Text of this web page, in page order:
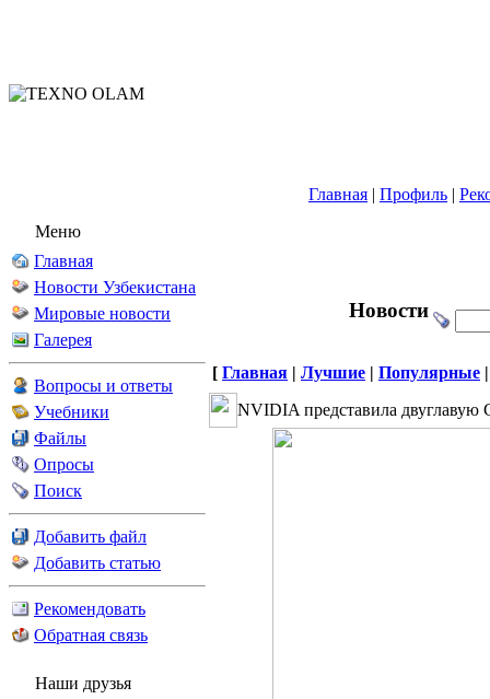
Главная | Профиль |
Меню
Главная
Новости Узбекистана
Мировые новости
Галерея
Вопросы и ответы
Учебники
Файлы
Опросы
Поиск
Добавить файл
Добавить статью
Рекомендовать
Обратная связь
Наши друзья
Новости
[ Главная | Лучшие | Популярные
NVIDIA представила двуглавую